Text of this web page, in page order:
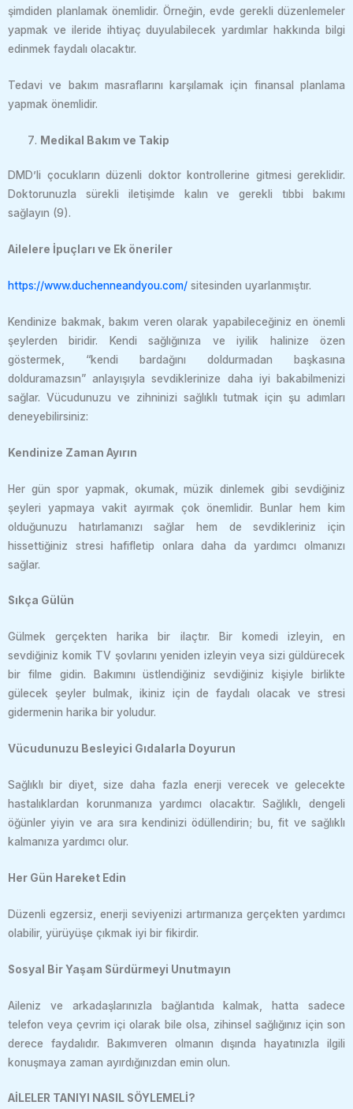
şimdiden planlamak önemlidir. Örneğin, evde gerekli düzenlemeler
yapmak ve ileride ihtiyaç duyulabilecek yardımlar hakkında bilgi
edinmek faydalı olacaktır.
Tedavi ve bakım masraflarını karşılamak için finansal planlama
yapmak önemlidir.
Medikal Bakım ve Takip
DMD’li çocukların düzenli doktor kontrollerine gitmesi gereklidir.
Doktorunuzla sürekli iletişimde kalın ve gerekli tıbbi bakımı
sağlayın (9).
Ailelere İpuçları ve Ek öneriler
https://www.duchenneandyou.com/ sitesinden uyarlanmıştır.
Kendinize bakmak, bakım veren olarak yapabileceğiniz en önemli
şeylerden biridir. Kendi sağlığınıza ve iyilik halinize özen
göstermek, “kendi bardağını doldurmadan başkasına
dolduramazsın” anlayışıyla sevdiklerinize daha iyi bakabilmenizi
sağlar. Vücudunuzu ve zihninizi sağlıklı tutmak için şu adımları
deneyebilirsiniz:
Kendinize Zaman Ayırın
Her gün spor yapmak, okumak, müzik dinlemek gibi sevdiğiniz
şeyleri yapmaya vakit ayırmak çok önemlidir. Bunlar hem kim
olduğunuzu hatırlamanızı sağlar hem de sevdikleriniz için
hissettiğiniz stresi hafifletip onlara daha da yardımcı olmanızı
sağlar.
Sıkça Gülün
Gülmek gerçekten harika bir ilaçtır. Bir komedi izleyin, en
sevdiğiniz komik TV şovlarını yeniden izleyin veya sizi güldürecek
bir filme gidin. Bakımını üstlendiğiniz sevdiğiniz kişiyle birlikte
gülecek şeyler bulmak, ikiniz için de faydalı olacak ve stresi
gidermenin harika bir yoludur.
Vücudunuzu Besleyici Gıdalarla Doyurun
Sağlıklı bir diyet, size daha fazla enerji verecek ve gelecekte
hastalıklardan korunmanıza yardımcı olacaktır. Sağlıklı, dengeli
öğünler yiyin ve ara sıra kendinizi ödüllendirin; bu, fit ve sağlıklı
kalmanıza yardımcı olur.
Her Gün Hareket Edin
Düzenli egzersiz, enerji seviyenizi artırmanıza gerçekten yardımcı
olabilir, yürüyüşe çıkmak iyi bir fikirdir.
Sosyal Bir Yaşam Sürdürmeyi Unutmayın
Aileniz ve arkadaşlarınızla bağlantıda kalmak, hatta sadece
telefon veya çevrim içi olarak bile olsa, zihinsel sağlığınız için son
derece faydalıdır. Bakımveren olmanın dışında hayatınızla ilgili
konuşmaya zaman ayırdığınızdan emin olun.
AİLELER TANIYI NASIL SÖYLEMELİ?